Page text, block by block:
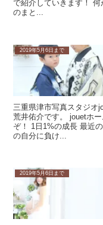
で紹介していきます！
のまと...
2019年5月6日まで
三重県津市写真スタジオ
荒井佑介です。 jouetホ
ぞ！ 1日1%の成長 最近
の自分に負け...
2019年5月6日まで